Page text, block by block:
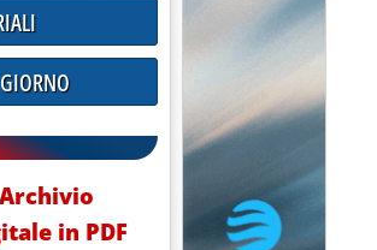
Archivio
in PDF